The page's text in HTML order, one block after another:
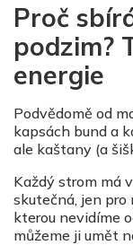
Proč
podzim?
energie
Podvědomě od
kapsách bund a
ale kaštany (a
Každý strom má
skutečná, jen pro
kterou nevidíme
můžeme ji umět